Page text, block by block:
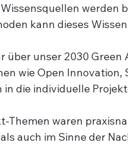
werden
kann dieses
über unser 2030 Green
wie Open
in die individuelle
Themen waren
auch im Sinne der